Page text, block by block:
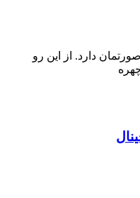
دارد. از این رو